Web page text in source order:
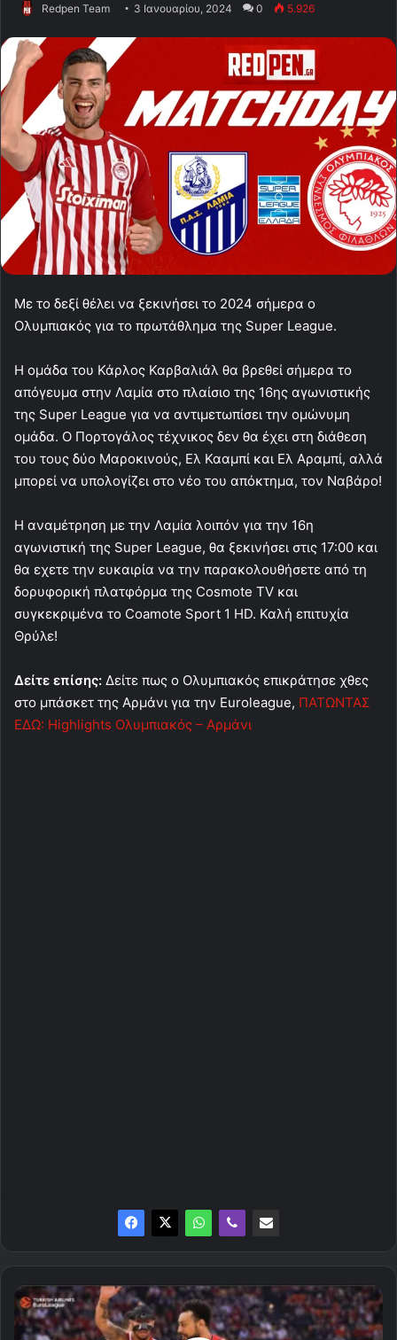
Redpen Team 3 Ιανουαρίου, 2024 0 5.926
Με το δεξί θέλει να ξεκινήσει το 2024 σήμερα ο
Ολυμπιακός για το πρωτάθλημα της Super League.
Η ομάδα του Κάρλος Καρβαλιάλ θα βρεθεί σήμερα το
απόγευμα στην Λαμία στο πλαίσιο της 16ης αγωνιστικής
της Super League για να αντιμετωπίσει την ομώνυμη
ομάδα. Ο Πορτογάλος τέχνικος δεν θα έχει στη διάθεση
του τους δύο Μαροκινούς, Ελ Κααμπί και Ελ Αραμπί, αλλά
μπορεί να υπολογίζει στο νέο του απόκτημα, τον Ναβάρο!
Η αναμέτρηση με την Λαμία λοιπόν για την 16η
αγωνιστική της Super League, θα ξεκινήσει στις 17:00 και
θα εχετε την ευκαιρία να την παρακολουθήσετε από τη
δορυφορική πλατφόρμα της Cosmote TV και
συγκεκριμένα το Coamote Sport 1 HD. Καλή επιτυχία
Θρύλε!
Δείτε επίσης: Δείτε πως ο Ολυμπιακός επικράτησε χθες
στο μπάσκετ της Αρμάνι για την Euroleague, ΠΑΤΩΝΤΑΣ
ΕΔΩ: Highlights Ολυμπιακός – Αρμάνι
Τα
highlights
του